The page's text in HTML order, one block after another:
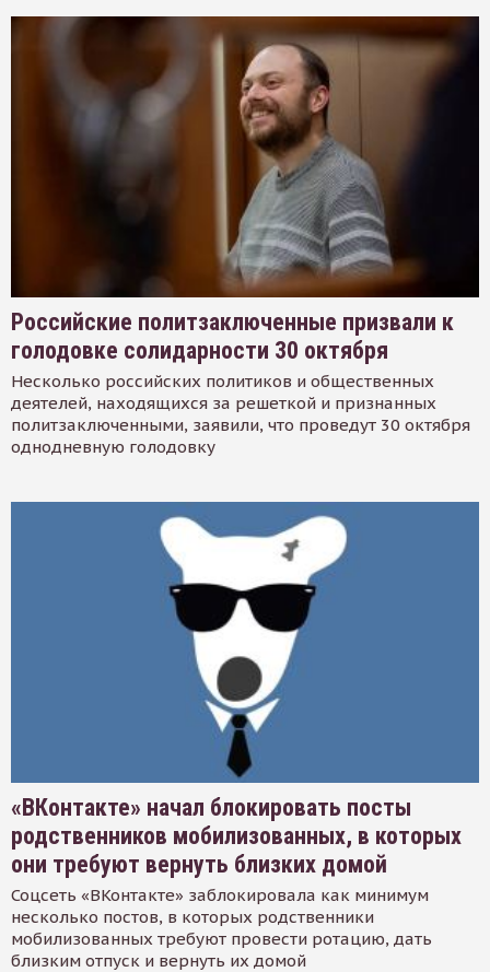
Российские политзаключенные призвали к
голодовке солидарности 30 октября
Несколько российских политиков и общественных
деятелей, находящихся за решеткой и признанных
политзаключенными, заявили, что проведут 30 октября
однодневную голодовку
«ВКонтакте» начал блокировать посты
родственников мобилизованных, в которых
они требуют вернуть близких домой
Соцсеть «ВКонтакте» заблокировала как минимум
несколько постов, в которых родственники
мобилизованных требуют провести ротацию, дать
близким отпуск и вернуть их домой